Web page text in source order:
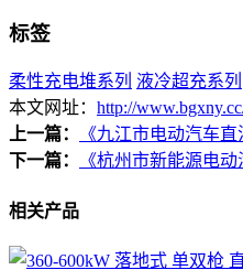
标签
柔性充电堆系列 液冷超充系列
本文网址： http://
上一篇：
《九江市电动汽车
下一篇：
《杭州市新能源电
相关产品